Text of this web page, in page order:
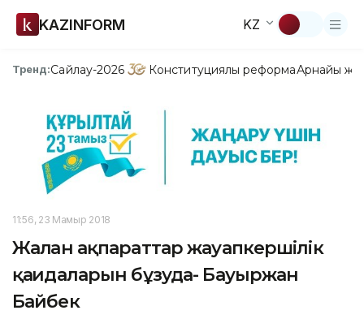
KAZINFORM KZ
Тренд:Сайлау-2026 Конституциялық реформаАрнайы
11:56, 23 Мамыр 2018
Жалған ақпараттар жауапкершілік
қағидаларын бұзуда- Бауыржан
Байбек